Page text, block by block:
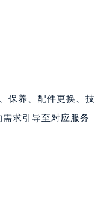
保养、配件更换、技
求引导至对应服务